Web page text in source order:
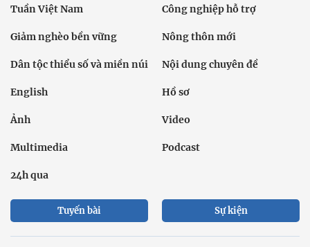
Tuần Việt Nam Công nghiệp hỗ trợ
Giảm nghèo bền vững Nông thôn mới
Dân tộc thiểu số và miền núi Nội dung chuyên đề
English Hồ sơ
Ảnh Video
Multimedia Podcast
24h qua
Tuyến bài Sự kiện